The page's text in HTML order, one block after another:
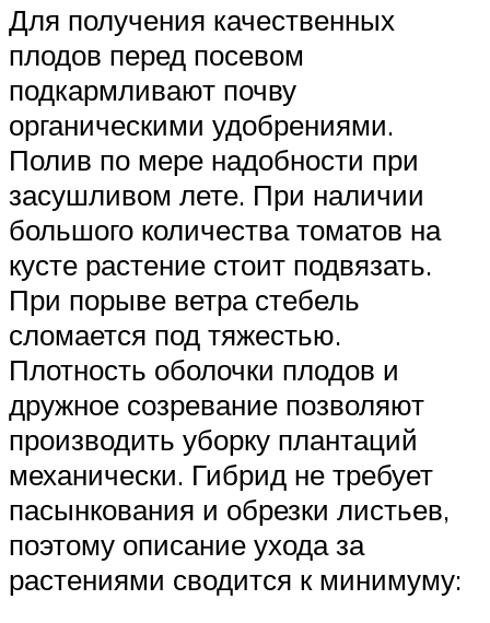
Для получения качественных
плодов перед посевом
подкармливают почву
органическими удобрениями.
Полив по мере надобности при
засушливом лете. При наличии
большого количества томатов на
кусте растение стоит подвязать.
При порыве ветра стебель
сломается под тяжестью.
Плотность оболочки плодов и
дружное созревание позволяют
производить уборку плантаций
механически. Гибрид не требует
пасынкования и обрезки листьев,
поэтому описание ухода за
растениями сводится к минимуму: